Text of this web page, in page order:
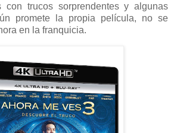
con trucos sorprendentes y algunas
promete la propia película, no se
en la franquicia.